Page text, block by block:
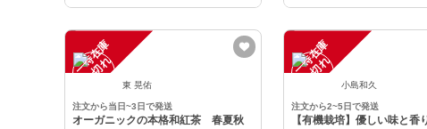
一
時
在
庫
切
れ
東 晃佑
注文から当日~3日で発送
オーガニックの本格和紅茶 春夏秋
一
時
在
庫
切
れ
小島和久
注文から2~5日で発送
【有機栽培】優しい味と香